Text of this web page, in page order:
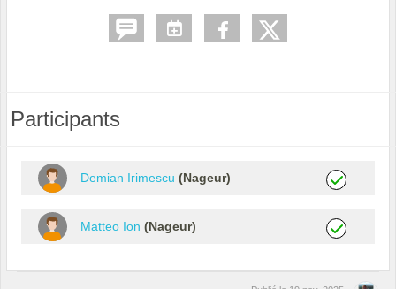
Participants
Demian Irimescu (Nageur)
Matteo Ion (Nageur)